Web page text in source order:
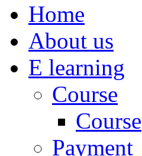
Home
About us
E learning
Course
Course
Payment